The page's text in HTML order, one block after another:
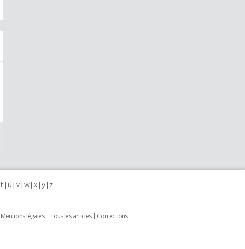
t u v w x y z
Mentions légales Tous les articles
Corrections